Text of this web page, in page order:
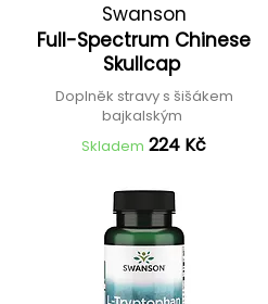
Swanson
Full-Spectrum Chinese
Skullcap
Doplněk stravy s šišákem
bajkalským
Skladem 224 Kč